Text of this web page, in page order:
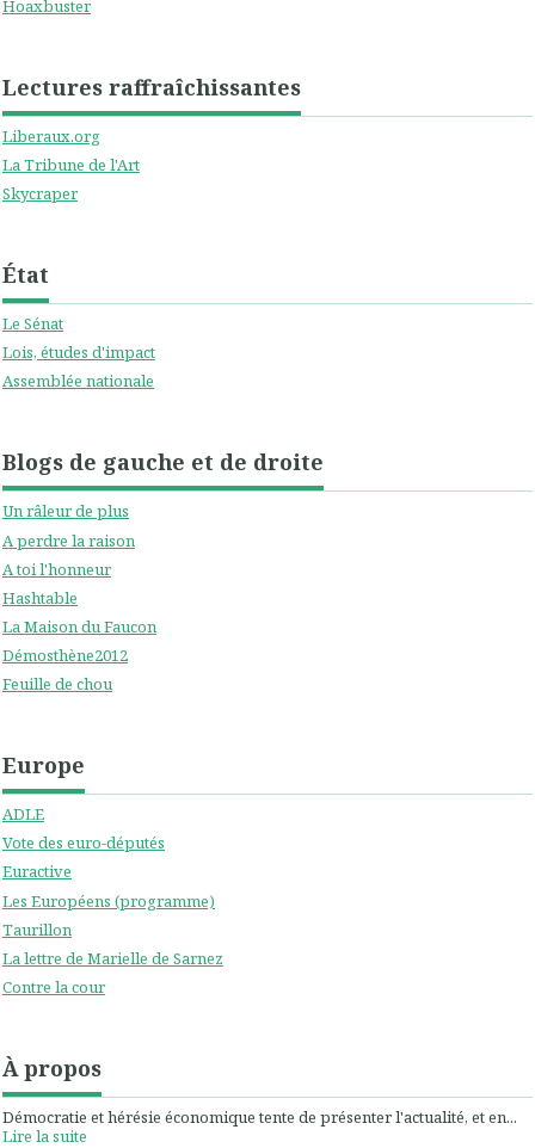
Hoaxbuster
Lectures raffraîchissantes
Liberaux.org
La Tribune de l'Art
Skycraper
État
Le Sénat
Lois, études d'impact
Assemblée nationale
Blogs de gauche et de droite
Un râleur de plus
A perdre la raison
A toi l'honneur
Hashtable
La Maison du Faucon
Démosthène2012
Feuille de chou
Europe
ADLE
Vote des euro-députés
Euractive
Les Européens (programme)
Taurillon
La lettre de Marielle de Sarnez
Contre la cour
À propos
Démocratie et hérésie économique tente de présenter l'actualité, et en...
Lire la suite